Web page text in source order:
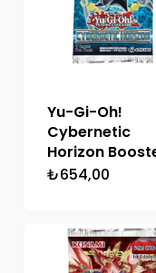
Yu-Gi-Oh!
Cybernetic
Horizon
₺654,00